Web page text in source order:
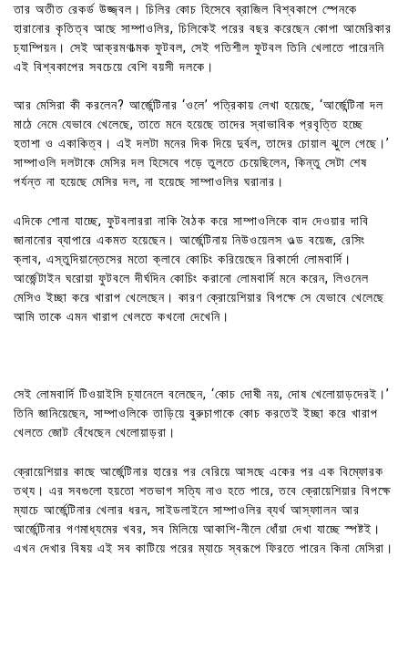
তার অতীত রেকর্ড উজ্জ্বল। চিলির কোচ হিসেবে ব্রাজিল বিশ্বকাপে স্পেনকে
হারানোর কৃতিত্ব আছে সাম্পাওলির, চিলিকেই পরের বছর করেছেন কোপা আমেরিকার
চ্যাম্পিয়ন। সেই আক্রমণাত্মক ফুটবল, সেই গতিশীল ফুটবল তিনি খেলাতে পারেননি
এই বিশ্বকাপের সবচেয়ে বেশি বয়সী দলকে।
আর মেসিরা কী করলেন? আর্জেন্টিনার ‘ওলে’ পত্রিকায় লেখা হয়েছে, ‘আর্জেন্টিনা দল
মাঠে নেমে যেভাবে খেলেছে, তাতে মনে হয়েছে তাদের স্বাভাবিক প্রবৃত্তি হচ্ছে
হতাশা ও একাকিত্ব। এই দলটা মনের দিক দিয়ে দুর্বল, তাদের চোয়াল ঝুলে গেছে।’
সাম্পাওলি দলটাকে মেসির দল হিসেবে গড়ে তুলতে চেয়েছিলেন, কিন্তু সেটা শেষ
পর্যন্ত না হয়েছে মেসির দল, না হয়েছে সাম্পাওলির ঘরানার।
এদিকে শোনা যাচ্ছে, ফুটবলাররা নাকি বৈঠক করে সাম্পাওলিকে বাদ দেওয়ার দাবি
জানানোর ব্যাপারে একমত হয়েছেন। আর্জেন্টিনায় নিউওয়েলস ওল্ড বয়েজ, রেসিং
ক্লাব, এস্তুদিয়ান্তেসের মতো ক্লাবে কোচিং করিয়েছেন রিকার্দো লোমবার্দি।
আর্জেন্টাইন ঘরোয়া ফুটবলে দীর্ঘদিন কোচিং করানো লোমবার্দি মনে করেন, লিওনেল
মেসিও ইচ্ছা করে খারাপ খেলেছেন। কারণ ক্রোয়েশিয়ার বিপক্ষে সে যেভাবে খেলেছে
আমি তাকে এমন খারাপ খেলতে কখনো দেখেনি।
সেই লোমবার্দি টিওয়াইসি চ্যানেলে বলেছেন, ‘কোচ দোষী নয়, দোষ খেলোয়াড়দেরই।’
তিনি জানিয়েছেন, সাম্পাওলিকে তাড়িয়ে বুরুচাগাকে কোচ করতেই ইচ্ছা করে খারাপ
খেলতে জোট বেঁধেছেন খেলোয়াড়রা।
ক্রোয়েশিয়ার কাছে আর্জেন্টিনার হারের পর বেরিয়ে আসছে একের পর এক বিম্ফোরক
তথ্য। এর সবগুলো হয়তো শতভাগ সত্যি নাও হতে পারে, তবে ক্রোয়েশিয়ার বিপক্ষে
ম্যাচে আর্জেন্টিনার খেলার ধরন, সাইডলাইনে সাম্পাওলির ব্যর্থ আস্ফাালন আর
আর্জেন্টিনার গণমাধ্যমের খবর, সব মিলিয়ে আকাশি-নীলে ধোঁয়া দেখা যাচ্ছে স্পষ্টই।
এখন দেখার বিষয় এই সব কাটিয়ে পরের ম্যাচে স্বরূপে ফিরতে পারেন কিনা মেসিরা।